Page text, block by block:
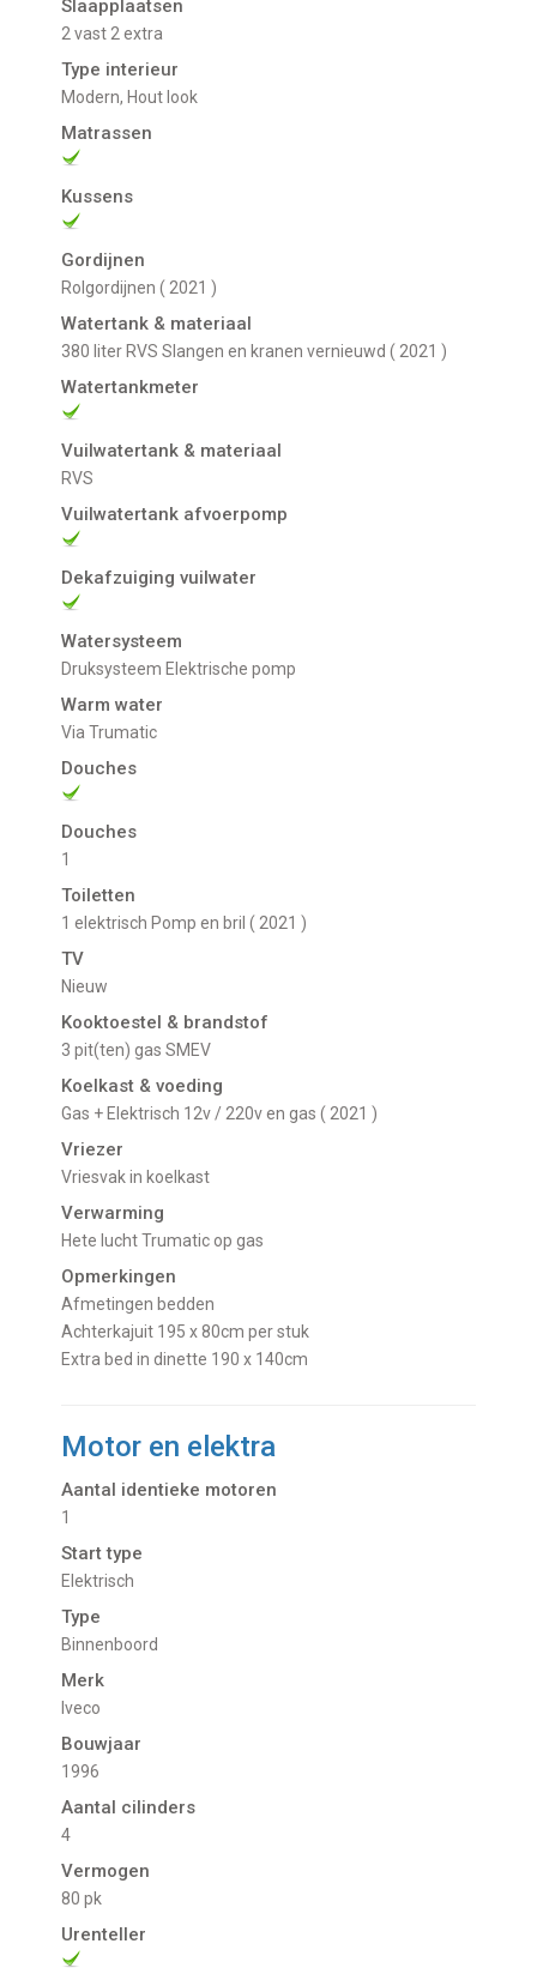
Slaapplaatsen
2 vast 2 extra
Type interieur
Modern, Hout look
Matrassen
Kussens
Gordijnen
Rolgordijnen ( 2021 )
Watertank & materiaal
380 liter RVS Slangen en kranen vernieuwd ( 2021 )
Watertankmeter
Vuilwatertank & materiaal
RVS
Vuilwatertank afvoerpomp
Dekafzuiging vuilwater
Watersysteem
Druksysteem Elektrische pomp
Warm water
via Trumatic
Douches
Douches
1
Toiletten
1 elektrisch Pomp en bril ( 2021 )
TV
nieuw
Kooktoestel & brandstof
3 pit(ten) gas SMEV
Koelkast & voeding
gas + Elektrisch 12v / 220v en gas ( 2021 )
Vriezer
Vriesvak in koelkast
Verwarming
Hete lucht Trumatic op gas
Opmerkingen
Afmetingen bedden
Achterkajuit 195 x 80cm per stuk
Extra bed in dinette 190 x 140cm
Motor en elektra
Aantal identieke motoren
1
Start type
Elektrisch
Type
Binnenboord
Merk
Iveco
Bouwjaar
1996
Aantal cilinders
4
Vermogen
80 pk
Urenteller